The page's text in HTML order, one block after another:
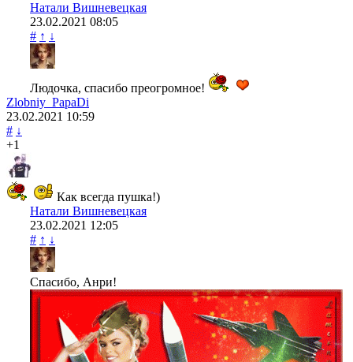
Натали Вишневецкая
23.02.2021 08:05
# ↑ ↓
Людочка, спасибо преогромное!
Zlobniy_PapaDi
23.02.2021 10:59
# ↓
+1
Как всегда пушка!)
Натали Вишневецкая
23.02.2021 12:05
# ↑ ↓
Спасибо, Анри!